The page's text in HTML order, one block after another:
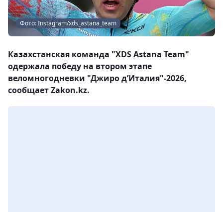
Фото: Instagram/xds_astana_team
Казахстанская команда "XDS Astana Team"
одержала победу на втором этапе
веломногодневки "Джиро д’Италия"-2026,
сообщает Zakon.kz.